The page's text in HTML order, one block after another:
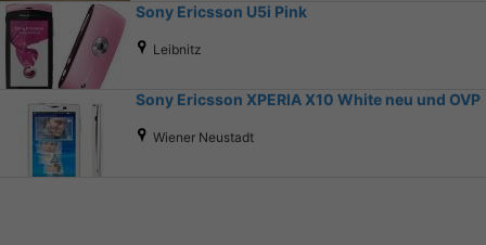
Sony Ericsson U5i Pink
Leibnitz
Sony Ericsson XPERIA X10 White neu und OVP
Wiener Neustadt